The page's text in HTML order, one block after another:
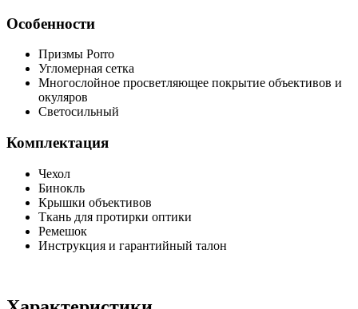
Особенности
Призмы Porro
Угломерная сетка
Многослойное просветляющее покрытие объективов и
окуляров
Светосильный
Комплектация
Чехол
Бинокль
Крышки объективов
Ткань для протирки оптики
Ремешок
Инструкция и гарантийный талон